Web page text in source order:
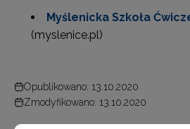
Myślenicka Szkoła
(myslenice.pl)
Opublikowano: 13.10.2020
Zmodyfikowano: 13.10.2020